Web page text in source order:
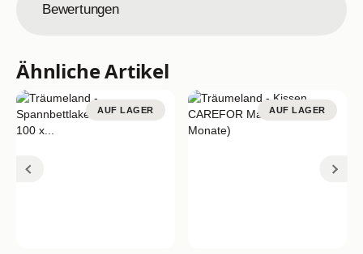
Bewertungen
Ähnliche Artikel
AUF LAGER AUF LAGER